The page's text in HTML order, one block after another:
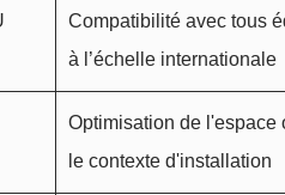
Compatibilité avec tous
à l’échelle internationale
Optimisation de l'espace
le contexte d'installation